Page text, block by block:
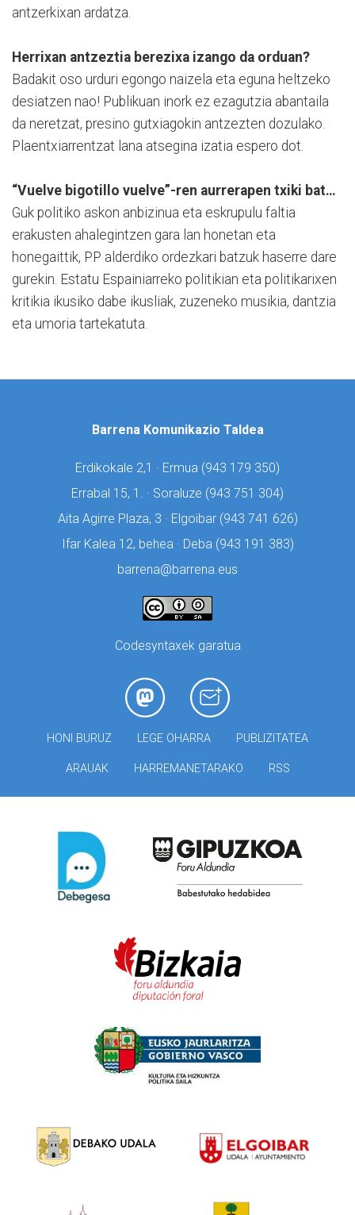
antzerkixan ardatza.
Herrixan antzeztia berezixa izango da orduan?
Badakit oso urduri egongo naizela eta eguna heltzeko
desiatzen nao! Publikuan inork ez ezagutzia abantaila
da neretzat, presino gutxiagokin antzezten dozulako.
Plaentxiarrentzat lana atsegina izatia espero dot.
“Vuelve bigotillo vuelve”-ren aurrerapen txiki bat…
Guk politiko askon anbizinua eta eskrupulu faltia
erakusten ahalegintzen gara lan honetan eta
honegaittik, PP alderdiko ordezkari batzuk haserre dare
gurekin. Estatu Espainiarreko politikian eta politikarixen
kritikia ikusiko dabe ikusliak, zuzeneko musikia, dantzia
eta umoria tartekatuta.
Barrena Komunikazio Taldea
Erdikokale 2,1 · Ermua (943 179 350)
Errabal 15, 1. · Soraluze (943 751 304)
Aita Agirre Plaza, 3 · Elgoibar (943 741 626)
Ifar Kalea 12, behea · Deba (943 191 383)
barrena@barrena.eus
Codesyntaxek garatua
HONI BURUZ LEGE OHARRA PUBLIZITATEA
ARAUAK HARREMANETARAKO RSS